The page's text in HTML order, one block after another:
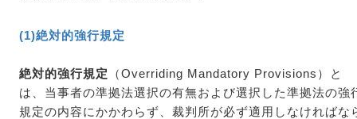
(1)絶対的強行規定
絶対的強行規定
（Overriding Mandatory Provisions）と
は、当事者の準拠法選択の有無および選択した準拠法の強
規定の内容にかかわらず、裁判所が必ず適用しなければな